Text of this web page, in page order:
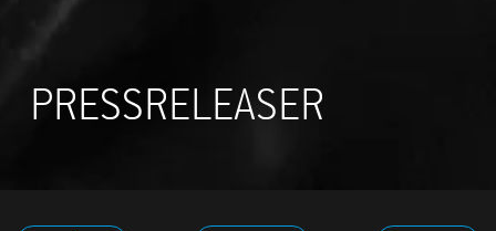
PRESSRELEASER